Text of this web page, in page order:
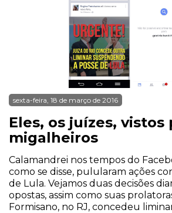
sexta-feira, 18 de março de 2016
Eles, os juízes, vistos
migalheiros
Calamandrei nos tempos do
como se disse, pulularam ações
de Lula. Vejamos duas decisões
opostas, assim como suas
Formisano, no RJ, concedeu